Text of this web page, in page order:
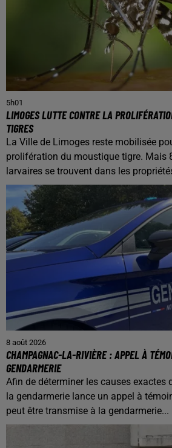
5h01
LIMOGES LUTTE CONTRE LA
TIGRES
La Ville de Limoges reste mobilisée
prolifération du moustique tigre. Mais
larvaires se trouvent dans les
8 août 2026
CHAMPAGNAC-LA-RIVIÈRE : APPEL À
GENDARMERIE
Afin de déterminer les causes exactes
la gendarmerie lance un appel à
peut être transmise à la gendarmerie...